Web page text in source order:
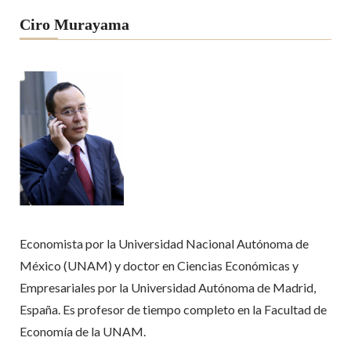
Ciro Murayama
Economista por la Universidad Nacional Autónoma de
México (UNAM) y doctor en Ciencias Económicas y
Empresariales por la Universidad Autónoma de Madrid,
España. Es profesor de tiempo completo en la Facultad de
Economía de la UNAM.